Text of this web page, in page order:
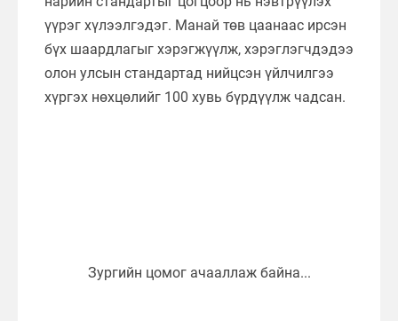
үүрэг хүлээлгэдэг. Манай төв цаанаас ирсэн
бүх шаардлагыг хэрэгжүүлж, хэрэглэгчдэдээ
олон улсын стандартад нийцсэн үйлчилгээ
хүргэх нөхцөлийг 100 хувь бүрдүүлж чадсан.